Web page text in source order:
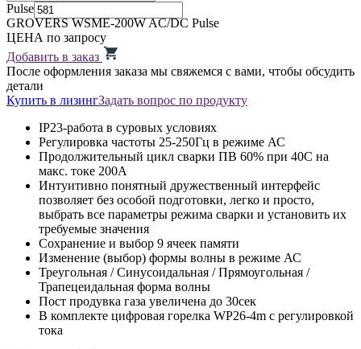
Pulse
GROVERS WSME-200W AC/DC Pulse
ЦЕНА по запросу
Добавить в заказ
После оформления заказа мы свяжемся с вами, чтобы обсудить
детали
Купить в лизингЗадать вопрос по продукту
IP23-работа в суровых условиях
Регулировка частоты 25-250Гц в режиме АС
Продолжительный цикл сварки ПВ 60% при 40С на
макс. токе 200А
Интуитивно понятный дружественный интерфейс
позволяет без особой подготовки, легко и просто,
выбрать все параметры режима сварки и установить их
требуемые значения
Сохранение и выбор 9 ячеек памяти
Изменение (выбор) формы волны в режиме АС
Треугольная / Синусоидальная / Прямоугольная /
Трапецеидальная форма волны
Пост продувка газа увеличена до 30сек
В комплекте цифровая горелка WP26-4m с регулировкой
тока